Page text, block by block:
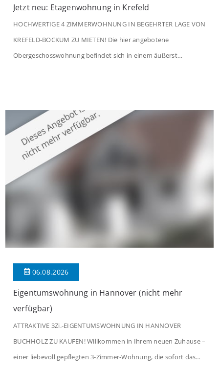
Jetzt neu: Etagenwohnung in Krefeld
HOCHWERTIGE 4 ZIMMERWOHNUNG IN BEGEHRTER LAGE VON
KREFELD-BOCKUM ZU MIETEN! Die hier angebotene
Obergeschosswohnung befindet sich in einem äußerst
großzügige Räume und eine hochwertige Ausstattung, die
modernen Wohnkomfort mit einem stilvollen Ambiente
verbindet. Der […]
06.08.2026
Eigentumswohnung in Hannover (nicht mehr
verfügbar)
ATTRAKTIVE 3Zi.-EIGENTUMSWOHNUNG IN HANNOVER
BUCHHOLZ ZU KAUFEN! Willkommen in Ihrem neuen Zuhause –
einer liebevoll gepflegten 3-Zimmer-Wohnung, die sofort das